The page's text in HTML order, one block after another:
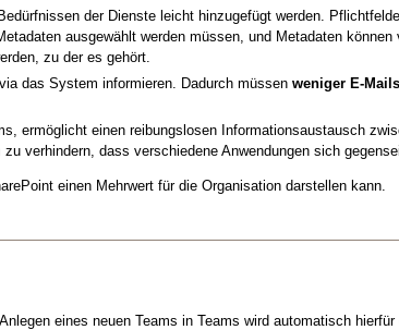
der Dienste leicht hinzugefügt werden.
ausgewählt werden müssen, und Metadaten können
zu der es gehört.
das System informieren. Dadurch müssen weniger E-
ermöglicht einen reibungslosen Informationsaustausch
verhindern, dass verschiedene Anwendungen sich
einen Mehrwert für die Organisation darstellen kann.
eines neuen Teams in Teams wird automatisch